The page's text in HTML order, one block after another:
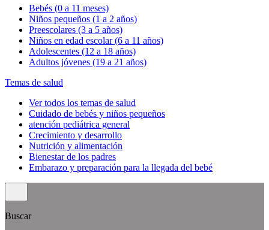
Bebés (0 a 11 meses)
Niños pequeños (1 a 2 años)
Preescolares (3 a 5 años)
Niños en edad escolar (6 a 11 años)
Adolescentes (12 a 18 años)
Adultos jóvenes (19 a 21 años)
Temas de salud
Ver todos los temas de salud
Cuidado de bebés y niños pequeños
atención pediátrica general
Crecimiento y desarrollo
Nutrición y alimentación
Bienestar de los padres
Embarazo y preparación para la llegada del bebé
Buscar